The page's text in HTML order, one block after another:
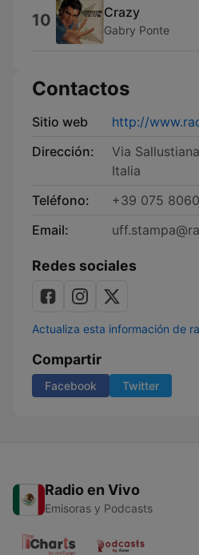
10 Crazy
Gabry Ponte
Contactos
Sitio web
http://
Dirección:
Via
Italia
Teléfono:
+39 075 8060
Email:
Redes sociales
Actualiza esta información de
Compartir
Facebook Twitter
Radio en Vivo
Emisoras y Podcasts